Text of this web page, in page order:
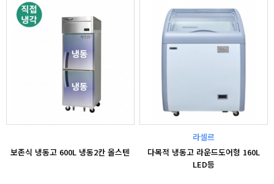
보존식 냉동고 600L 냉동2칸 올스텐
라셀르
다목적 냉동고 라운드도어형 160L
LED등